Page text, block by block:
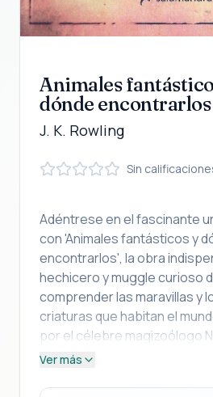
Animales
dónde encontrarlos
J. K. Rowling
Sin
Adéntrese en el fascinante
con 'Animales fantásticos y
encontrarlos', la obra
hechicero y muggle curioso
comprender las maravillas y
criaturas que habitan el
por el célebre magizoólogo
bajo la pluma maestra de J.K.
Ver más